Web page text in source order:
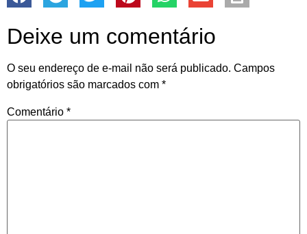
Deixe um comentário
O seu endereço de e-mail não será publicado. Campos
obrigatórios são marcados com *
Comentário *